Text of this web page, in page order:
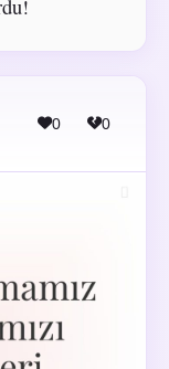
0 0